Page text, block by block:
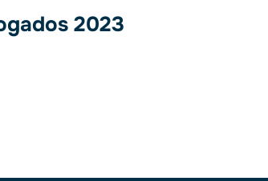
2023